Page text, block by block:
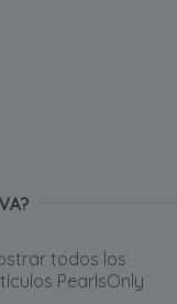
todos los
PearlsOnly